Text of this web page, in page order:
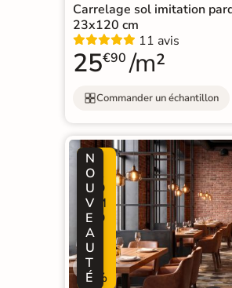
Carrelage sol imitation
23x120 cm
11 avis
25€90 /m²
Commander un échantillon
P
R
O
M
O
%
N
O
U
V
E
A
U
T
É